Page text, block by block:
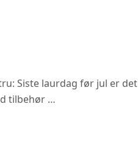
Siste laurdag før jul er det
tilbehør …